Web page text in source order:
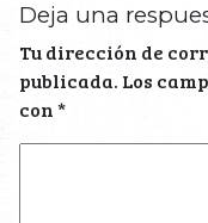
Deja una
Tu dirección de
publicada. Los
con*